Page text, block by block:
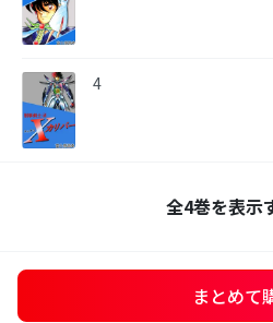
4
全4巻を表示
まとめて